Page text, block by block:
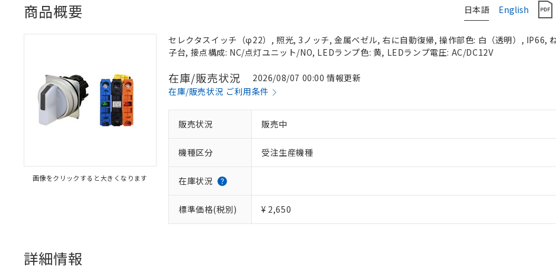
日本語 English
商品概要
画像をクリックすると大きくなります
セレクタスイッチ（φ22）, 照光, 3ノッチ, 金属ベゼル, 右に自動復帰, 操作部色: 白（透明）, IP66,
子台, 接点構成: NC/点灯ユニット/NO, LEDランプ色: 黄, LEDランプ電圧: AC/DC12V
在庫/販売状況
2026/08/07 00:00 情報更新
在庫/販売状況 ご利用条件
販売状況 販売中
機種区分 受注生産機種
在庫状況
標準価格(税別) ¥ 2,650
詳細情報